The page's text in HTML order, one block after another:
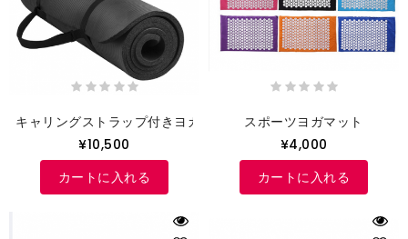
キャリングストラップ付きヨガマット
¥10,500
カートに入れる
スポーツヨガマット
¥4,000
カートに入れる